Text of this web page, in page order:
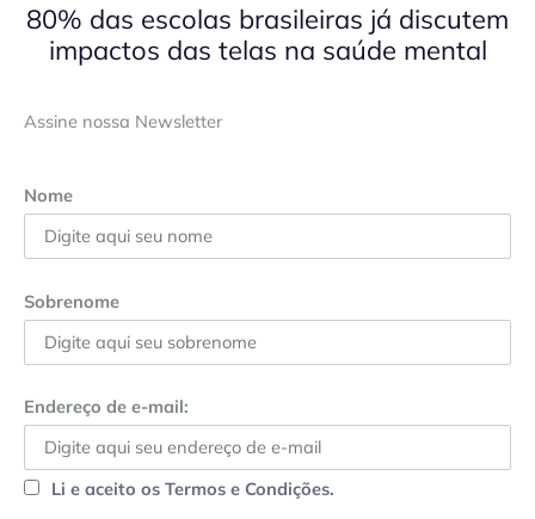
80% das escolas brasileiras já discutem
impactos das telas na saúde mental
Assine nossa Newsletter
Nome
Sobrenome
Endereço de e-mail:
Li e aceito os Termos e Condições.